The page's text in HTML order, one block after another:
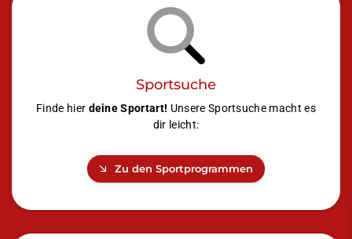
Sportsuche
Finde hier deine Sportart! Unsere Sportsuche macht es
dir leicht:
Zu den Sportprogrammen